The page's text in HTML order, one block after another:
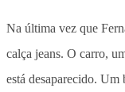
Na última vez que
calça jeans. O carro,
está desaparecido.